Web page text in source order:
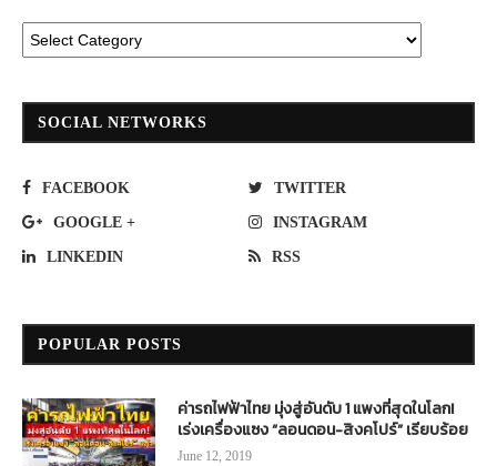
SOCIAL NETWORKS
FACEBOOK TWITTER
GOOGLE + INSTAGRAM
LINKEDIN RSS
POPULAR POSTS
ค่ารถไฟฟ้าไทย มุ่งสู่อันดับ 1 แพงที่สุดในโลก!
เร่งเครื่องแซง “ลอนดอน-สิงคโปร์” เรียบร้อย
June 12, 2019